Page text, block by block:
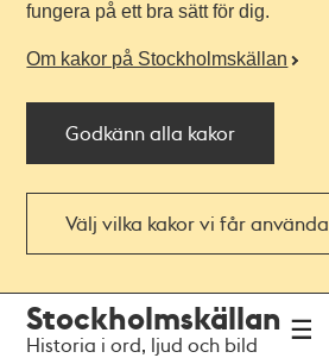
fungera på ett bra sätt för dig.
Om kakor på Stockholmskällan
Godkänn alla kakor
Välj vilka kakor vi får använda
navigationen
huvudinnehållet
Stockholmskällan
Historia i ord, ljud och bild